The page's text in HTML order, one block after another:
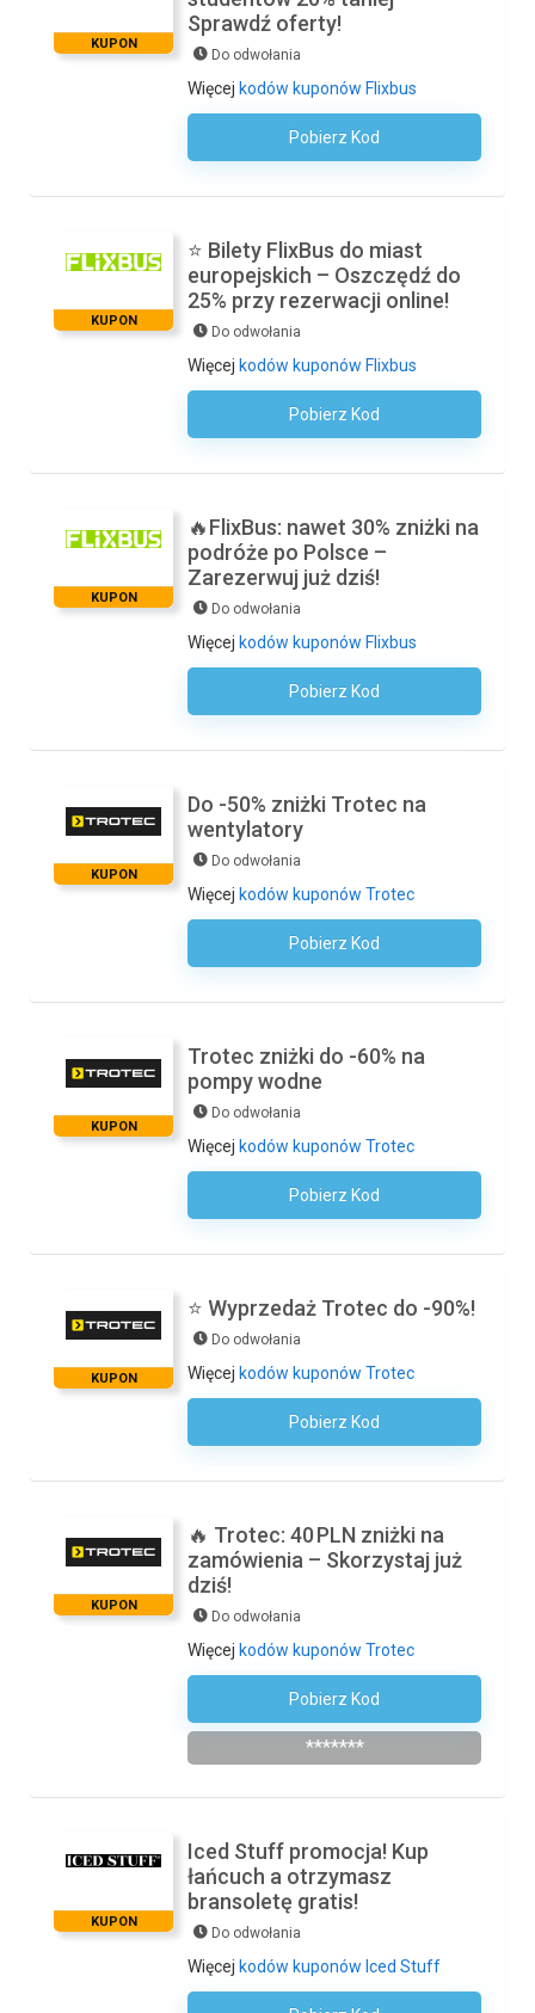
KUPON
Sprawdź oferty!
Do odwołania
Więcej kodów kuponów Flixbus
Pobierz Kod
Kod Nie Jest Wymagany
KUPON
⭐ Bilety FlixBus do miast
europejskich – Oszczędź do
25% przy rezerwacji online!
Do odwołania
Więcej kodów kuponów Flixbus
Pobierz Kod
Kod Nie Jest Wymagany
KUPON
🔥FlixBus: nawet 30% zniżki na
podróże po Polsce –
Zarezerwuj już dziś!
Do odwołania
Więcej kodów kuponów Flixbus
Pobierz Kod
Kod Nie Jest Wymagany
KUPON
Do -50% zniżki Trotec na
wentylatory
Do odwołania
Więcej kodów kuponów Trotec
Pobierz Kod
Kod Nie Jest Wymagany
KUPON
Trotec zniżki do -60% na
pompy wodne
Do odwołania
Więcej kodów kuponów Trotec
Pobierz Kod
Kod Nie Jest Wymagany
KUPON
⭐ Wyprzedaż Trotec do -90%!
Do odwołania
Więcej kodów kuponów Trotec
Pobierz Kod
Kod Nie Jest Wymagany
KUPON
🔥 Trotec: 40 PLN zniżki na
zamówienia – Skorzystaj już
dziś!
Do odwołania
Więcej kodów kuponów Trotec
Pobierz Kod
Zapisz Się Do Newslettera
*******
KUPON
Iced Stuff promocja! Kup
łańcuch a otrzymasz
bransoletę gratis!
Do odwołania
Więcej kodów kuponów Iced Stuff